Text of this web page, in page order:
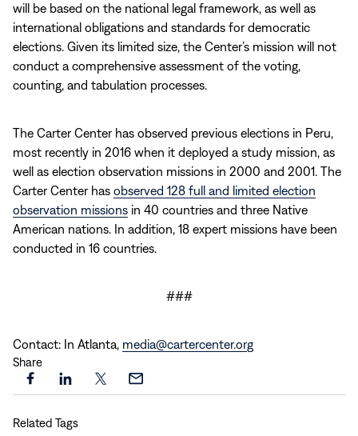
will be based on the national legal framework, as well as
international obligations and standards for democratic
elections. Given its limited size, the Center’s mission will not
conduct a comprehensive assessment of the voting,
counting, and tabulation processes.
The Carter Center has observed previous elections in Peru,
most recently in 2016 when it deployed a study mission, as
well as election observation missions in 2000 and 2001. The
Carter Center has observed 128 full and limited election
observation missions in 40 countries and three Native
American nations. In addition, 18 expert missions have been
conducted in 16 countries.
###
Contact: In Atlanta, media@cartercenter.org
Share
Share
page
Share
page
Share Share
Related Tags